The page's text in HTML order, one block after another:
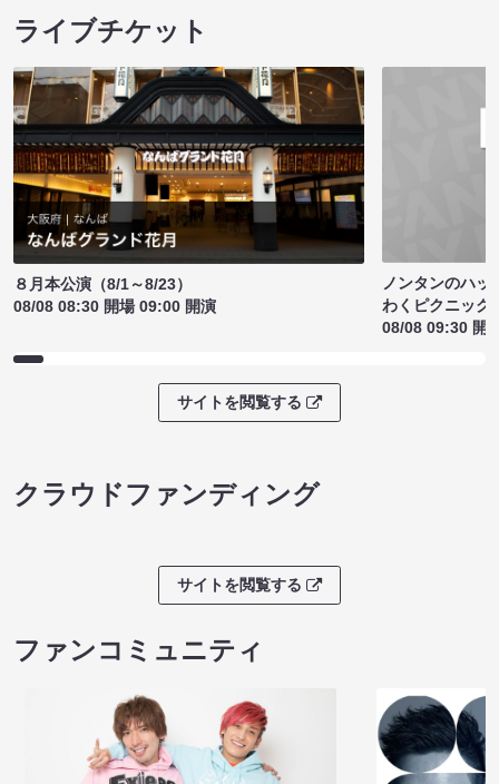
ライブチケット
８月本公演（8/1～8/23）
08/08 08:30 開場 09:00 開演
ノンタンのハッ
わくピクニック
08/08 09:30 開
サイトを閲覧する
クラウドファンディング
サイトを閲覧する
ファンコミュニティ